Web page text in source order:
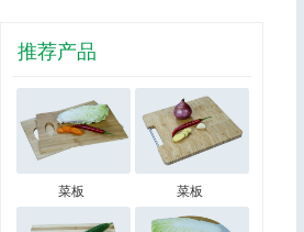
推荐产品
菜板 菜板